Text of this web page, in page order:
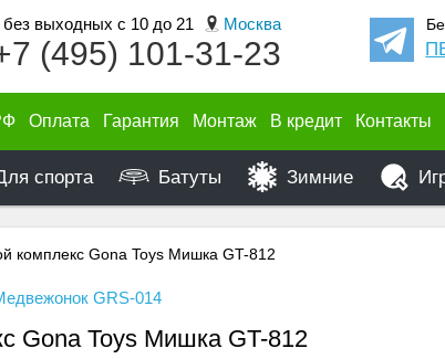
без выходных с 10 до 21 Москва
(495) 101-31-23
Оплата Гарантия Монтаж В кредит Контакты
спорта Батуты Зимние
комплекс Gona Toys Мишка GT-812
GRS-014
Gona Toys Мишка GT-812